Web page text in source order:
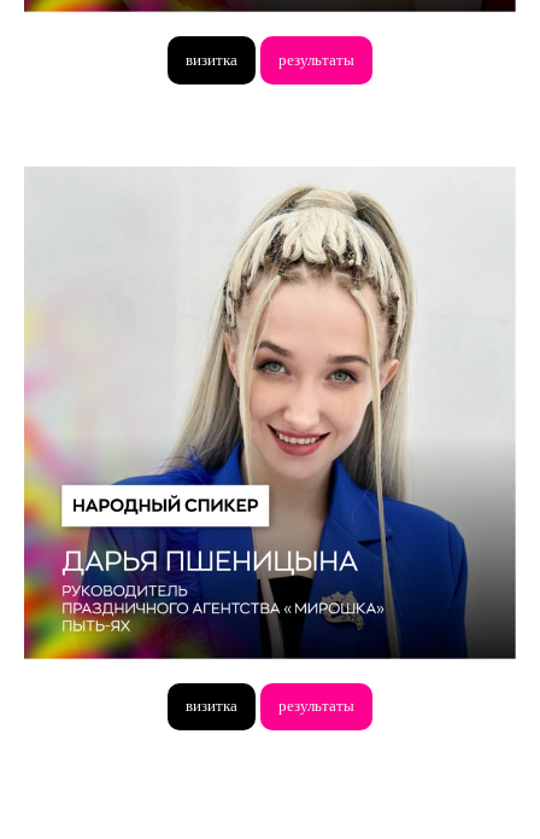
визитка результаты
визитка результаты
спикера
НОМИНАНТЫ 2025